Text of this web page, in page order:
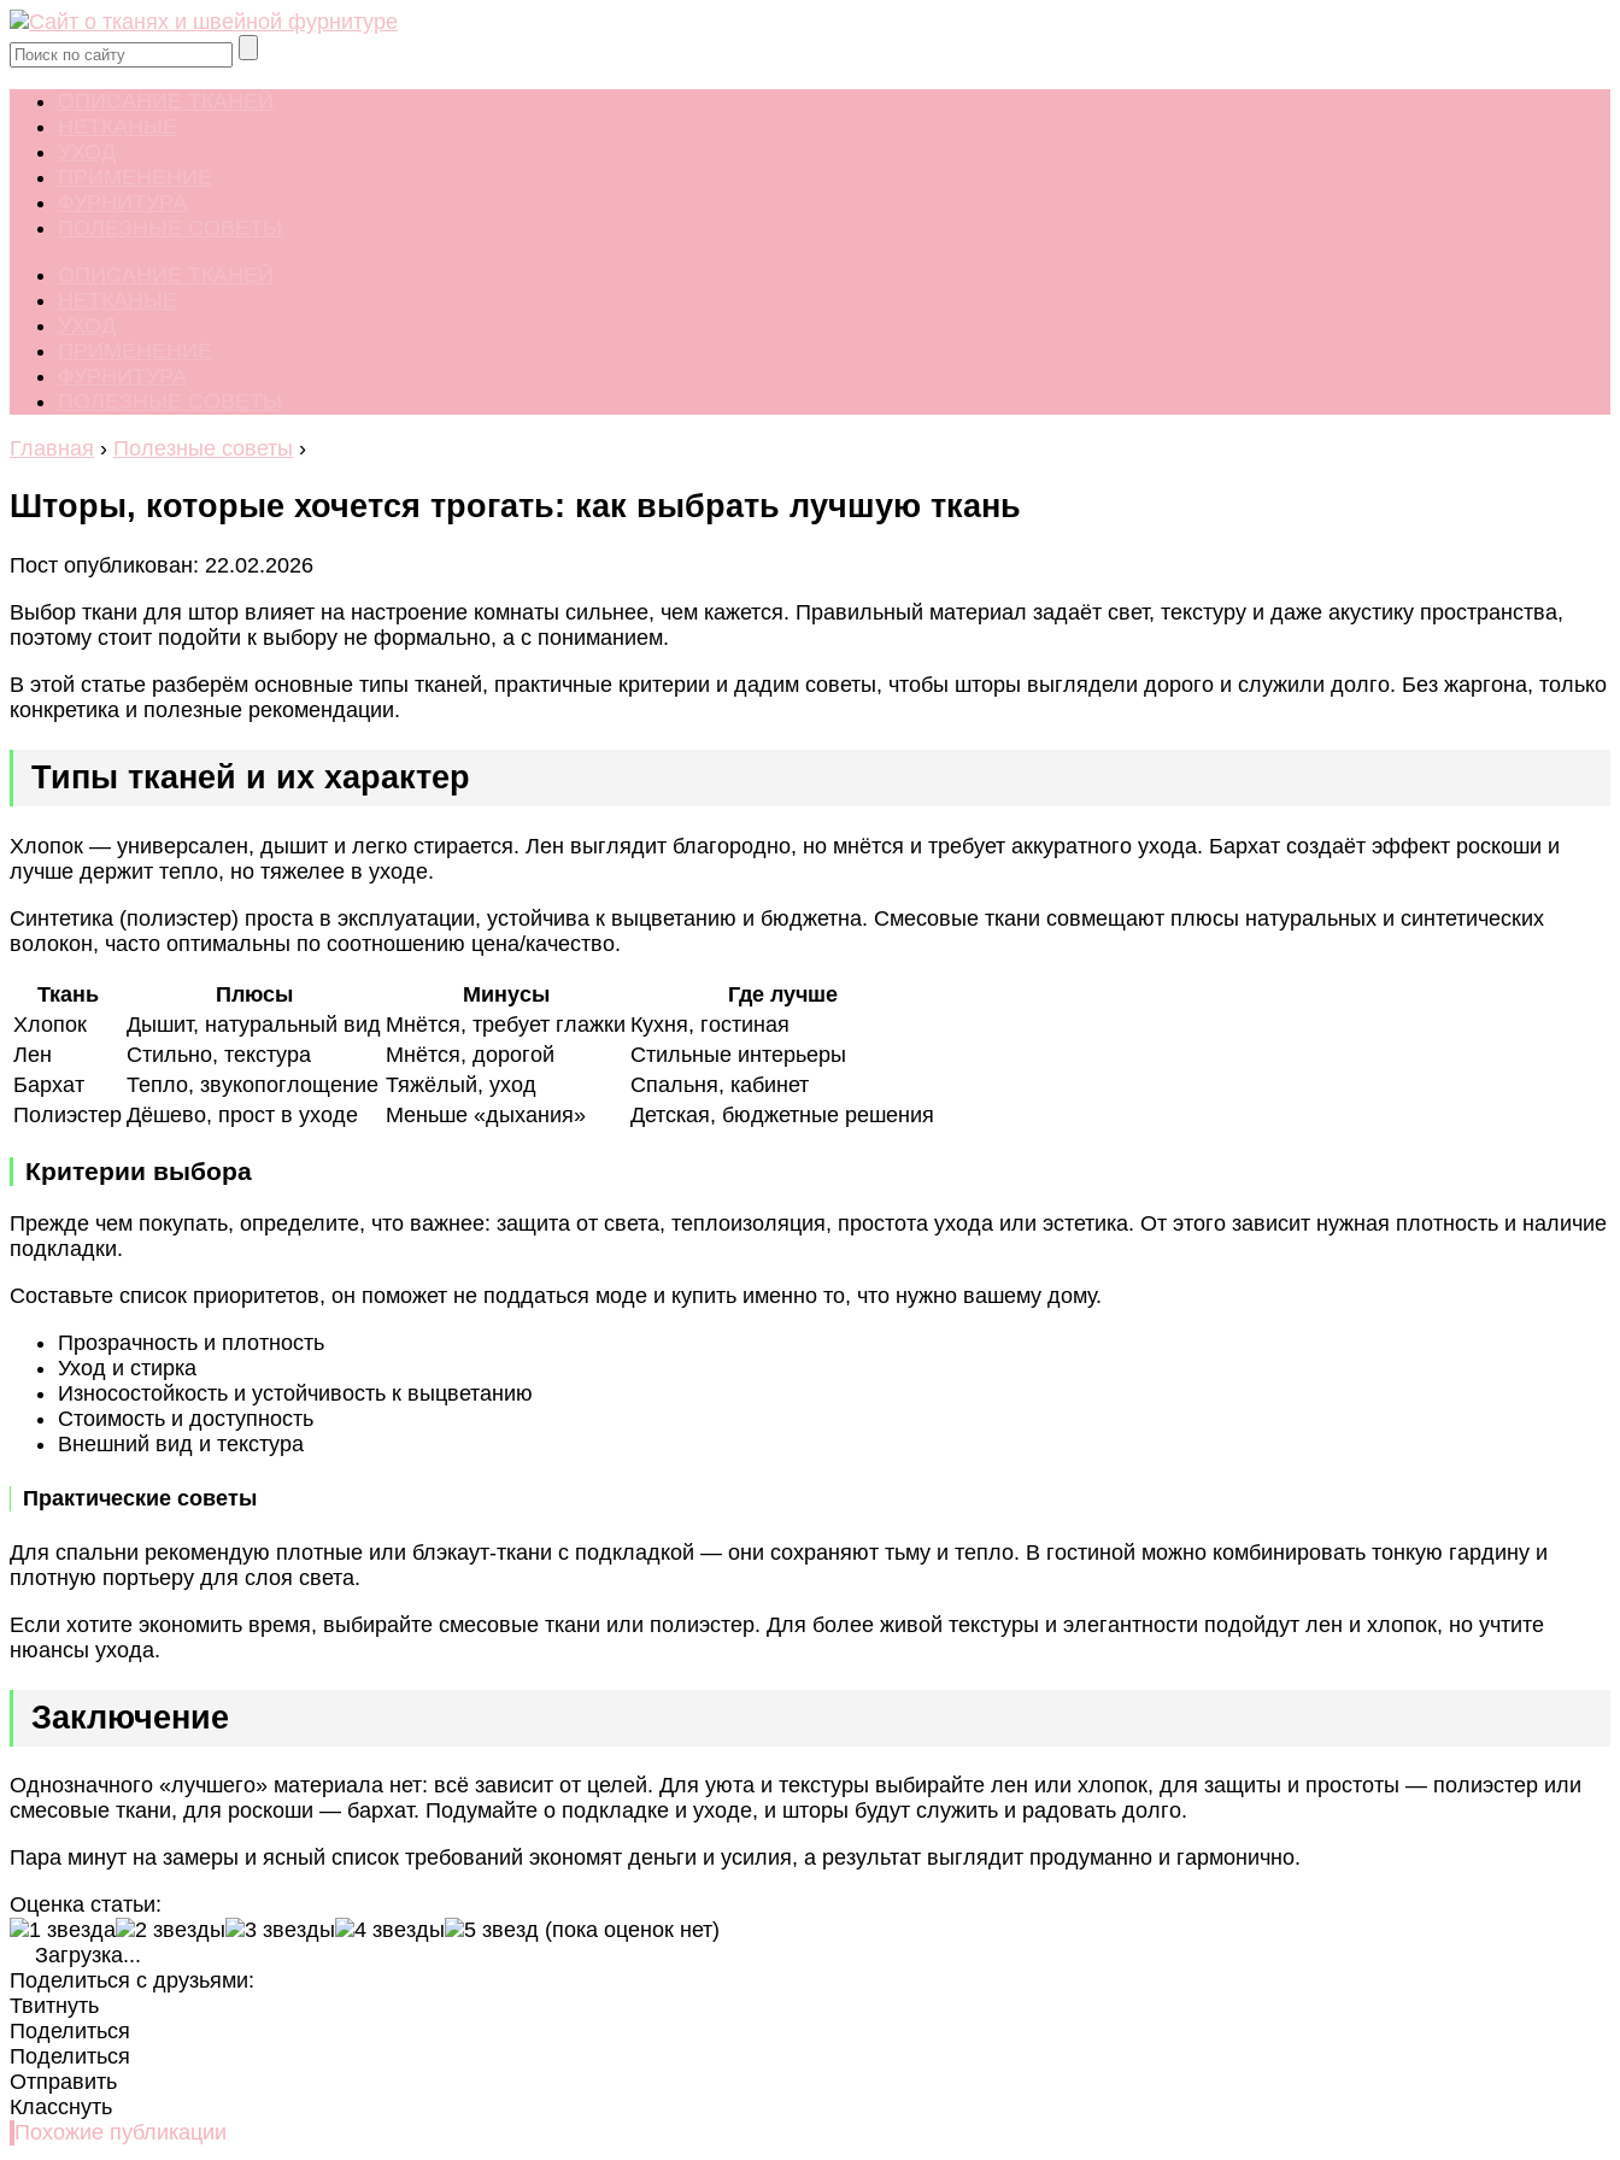
Главная › Полезные советы ›
Шторы, которые хочется трогать: как выбрать лучшую ткань
Пост опубликован: 22.02.2026
Выбор ткани для штор влияет на настроение комнаты сильнее, чем кажется. Правильный материал задаёт свет, текстуру и даже акустику пространства,
поэтому стоит подойти к выбору не формально, а с пониманием.
В этой статье разберём основные типы тканей, практичные критерии и дадим советы, чтобы шторы выглядели дорого и служили долго. Без жаргона, только
конкретика и полезные рекомендации.
Типы тканей и их характер
Хлопок — универсален, дышит и легко стирается. Лен выглядит благородно, но мнётся и требует аккуратного ухода. Бархат создаёт эффект роскоши и
лучше держит тепло, но тяжелее в уходе.
Синтетика (полиэстер) проста в эксплуатации, устойчива к выцветанию и бюджетна. Смесовые ткани совмещают плюсы натуральных и синтетических
волокон, часто оптимальны по соотношению цена/качество.
Ткань Плюсы Минусы
Где лучше
Хлопок
Дышит, натуральный вид Мнётся, требует глажки Кухня, гостиная
Лен
Стильно, текстура Мнётся, дорогой
Стильные интерьеры
Бархат
Тепло, звукопоглощение Тяжёлый, уход
Спальня, кабинет
Полиэстер Дёшево, прост в уходе Меньше «дыхания» Детская, бюджетные решения
Критерии выбора
Прежде чем покупать, определите, что важнее: защита от света, теплоизоляция, простота ухода или эстетика. От этого зависит нужная плотность и наличие
подкладки.
Составьте список приоритетов, он поможет не поддаться моде и купить именно то, что нужно вашему дому.
Прозрачность и плотность
Уход и стирка
Износостойкость и устойчивость к выцветанию
Стоимость и доступность
Внешний вид и текстура
Практические советы
Для спальни рекомендую плотные или блэкаут-ткани с подкладкой — они сохраняют тьму и тепло. В гостиной можно комбинировать тонкую гардину и
плотную портьеру для слоя света.
Если хотите экономить время, выбирайте смесовые ткани или полиэстер. Для более живой текстуры и элегантности подойдут лен и хлопок, но учтите
нюансы ухода.
Заключение
Однозначного «лучшего» материала нет: всё зависит от целей. Для уюта и текстуры выбирайте лен или хлопок, для защиты и простоты — полиэстер или
смесовые ткани, для роскоши — бархат. Подумайте о подкладке и уходе, и шторы будут служить и радовать долго.
Пара минут на замеры и ясный список требований экономят деньги и усилия, а результат выглядит продуманно и гармонично.
Оценка статьи:
(пока оценок нет)
Загрузка...
Поделиться с друзьями:
Твитнуть
Поделиться
Поделиться
Отправить
Класснуть
Похожие публикации